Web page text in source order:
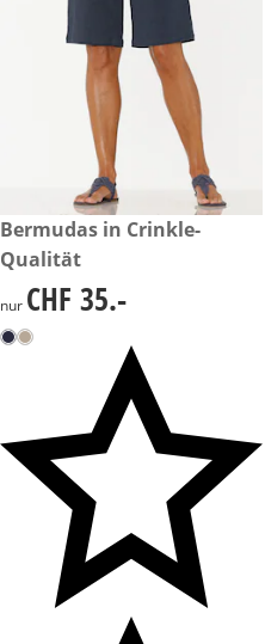
CHF 35.-
Bermudas in Crinkle-
Qualität
CHF 35.-
nur CHF 35.-